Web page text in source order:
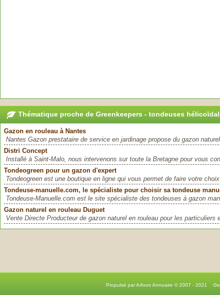
Thématique proche de Greenkeepers - tondeuses
Gazon en rouleau à Nantes
Nantes Gazon prestataire de service en jardinage propose du gazon
Distri Concept
Installé à Saint-Malo, nous intervenons sur toute la Bretagne pour vous
Tondeogreen pour un gazon d'expert
Tondeogreen est une boutique en ligne qui vous permet de faire votre
Tondeuse-manuelle.com, le spécialiste pour choisir sa tondeuse
Tondeuse-Manuelle.com est le site spécialiste des tondeuses à gazon
Gazon naturel en rouleau Duguet
Vente Directe Producteur de gazon naturel en rouleau pour les particuliers
Propulsé par Arfooo Annuaire © 2007 - 2021